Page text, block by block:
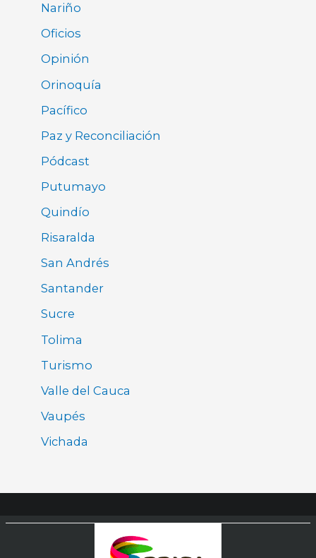
Nariño
Oficios
Opinión
Orinoquía
Pacífico
Paz y Reconciliación
Pódcast
Putumayo
Quindío
Risaralda
San Andrés
Santander
Sucre
Tolima
Turismo
Valle del Cauca
Vaupés
Vichada